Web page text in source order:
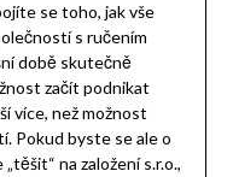
se toho, jak vše
s ručením
době skutečně
začít podnikat
více, než možnost
Pokud byste se ale o
na založení s.r.o.,